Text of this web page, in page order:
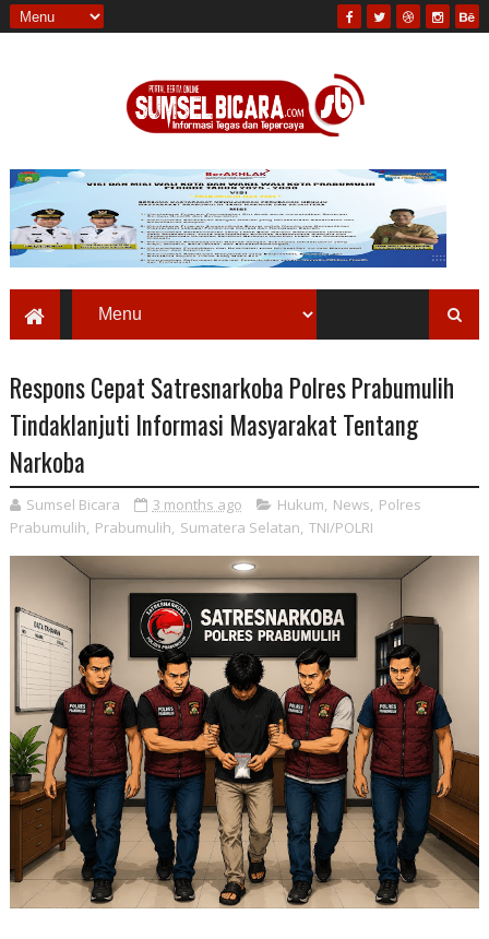
Respons Cepat Satresnarkoba Polres Prabumulih
Tindaklanjuti Informasi Masyarakat Tentang
Narkoba
Sumsel Bicara 3 months ago Hukum, News, Polres
Prabumulih, Prabumulih, Sumatera Selatan, TNI/POLRI